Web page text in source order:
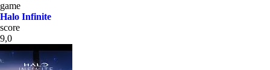
game
Halo Infinite
score
9,0